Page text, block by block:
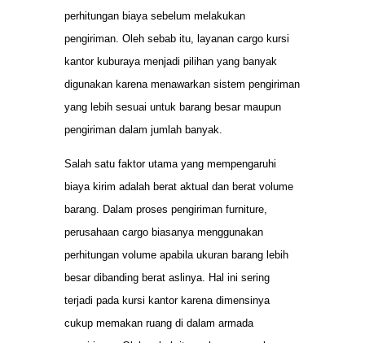
perhitungan biaya sebelum melakukan
pengiriman. Oleh sebab itu, layanan cargo kursi
kantor kuburaya menjadi pilihan yang banyak
digunakan karena menawarkan sistem pengiriman
yang lebih sesuai untuk barang besar maupun
pengiriman dalam jumlah banyak.
Salah satu faktor utama yang mempengaruhi
biaya kirim adalah berat aktual dan berat volume
barang. Dalam proses pengiriman furniture,
perusahaan cargo biasanya menggunakan
perhitungan volume apabila ukuran barang lebih
besar dibanding berat aslinya. Hal ini sering
terjadi pada kursi kantor karena dimensinya
cukup memakan ruang di dalam armada